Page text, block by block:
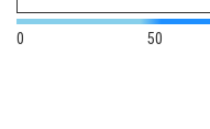
0 50